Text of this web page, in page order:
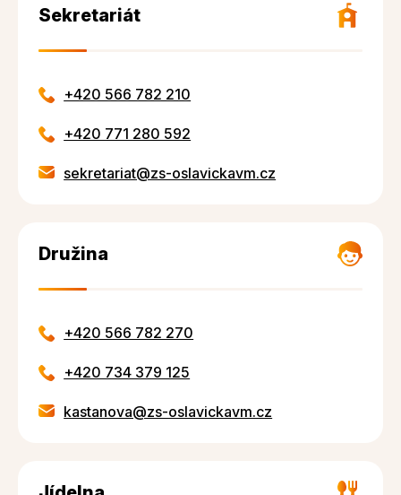
Sekretariát
+420 566 782 210
+420 771 280 592
sekretariat@zs-oslavickavm.cz
Družina
+420 566 782 270
+420 734 379 125
kastanova@zs-oslavickavm.cz